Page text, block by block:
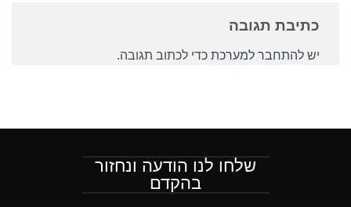
כתיבת תגובה
יש להתחבר למערכת כדי לכתוב תגובה.
שלחו לנו הודעה ונחזור
בהקדם